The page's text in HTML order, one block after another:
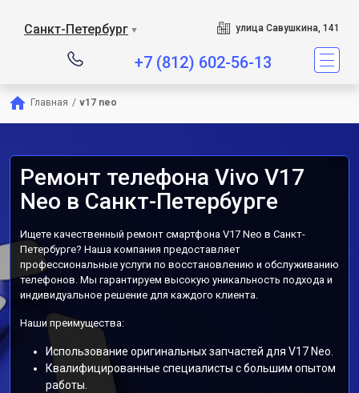
Санкт-Петербург ▼ улица Савушкина, 141
+7 (812) 602-56-13
Главная / v17 neo
Ремонт телефона Vivo V17
Neo в Санкт-Петербурге
Ищете качественный ремонт смартфона V17 Neo в Санкт-
Петербурге? Наша компания предоставляет
профессиональные услуги по восстановлению и обслуживанию
телефонов. Мы гарантируем высокую уникальность подхода и
индивидуальное решение для каждого клиента.
Наши преимущества:
Использование оригинальных запчастей для V17 Neo.
Квалифицированные специалисты с большим опытом
работы.